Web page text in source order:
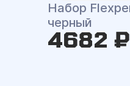
Набор
черный
4682 ₽